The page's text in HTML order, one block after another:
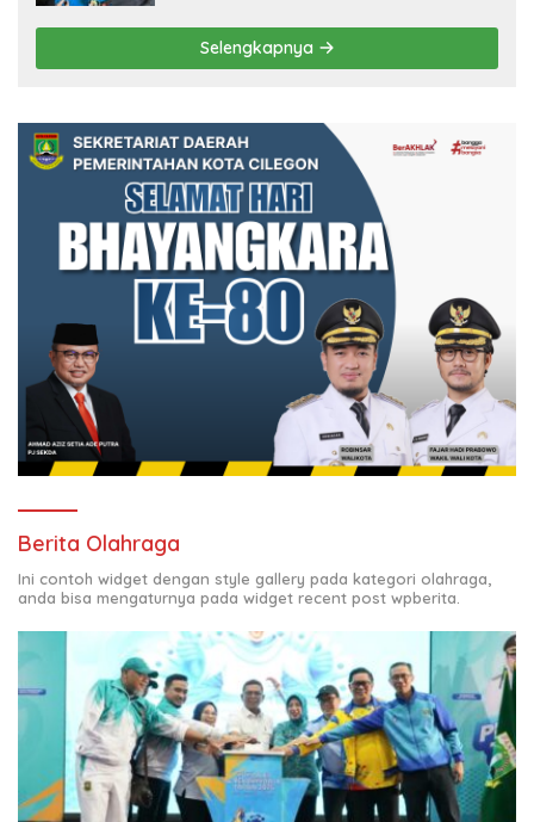
Selengkapnya
Berita Olahraga
Ini contoh widget dengan style gallery pada kategori olahraga,
anda bisa mengaturnya pada widget recent post wpberita.